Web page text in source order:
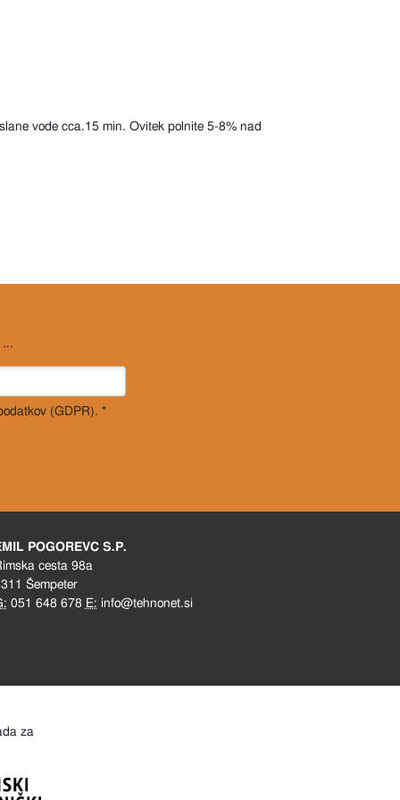
vode cca.15 min. Ovitek polnite 5-8% nad
...
(GDPR). *
POGOREVC S.P.
cesta 98a
Šempeter
051 648 678 E: info@tehnonet.si
za